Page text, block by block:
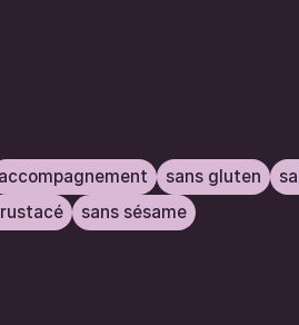
accompagnement sans gluten
sans sésame